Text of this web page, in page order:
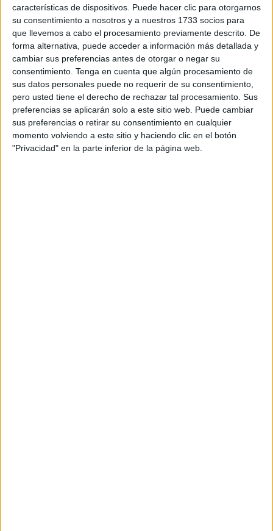
características de dispositivos. Puede hacer clic para otorgarnos
su consentimiento a nosotros y a nuestros 1733 socios para
que llevemos a cabo el procesamiento previamente descrito. De
forma alternativa, puede acceder a información más detallada y
cambiar sus preferencias antes de otorgar o negar su
consentimiento. Tenga en cuenta que algún procesamiento de
sus datos personales puede no requerir de su consentimiento,
pero usted tiene el derecho de rechazar tal procesamiento. Sus
preferencias se aplicarán solo a este sitio web. Puede cambiar
sus preferencias o retirar su consentimiento en cualquier
momento volviendo a este sitio y haciendo clic en el botón
"Privacidad" en la parte inferior de la página web.
este campeonato constará de un total de 16 parejas
femeninas, 19 masculinas y 20 mixtas. Este 26 de julio y
como ya pasó enel primer torneo ha sido el turno para
las féminas del vóley que han empezado a competir en las
dos pistas dispuestas en el Chorrillo.
Un total de 55 parejas disfrutarán de este segundo torneo
en la playa del Chorrillo y que culminará con una entrega
demedallas en el mes de septiembre a los diferentes
ganadores de las pruebas de estos circuitos que se están